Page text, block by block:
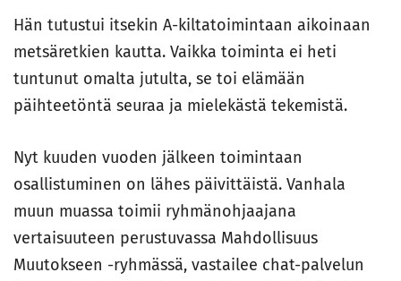
Hän tutustui itsekin A-kiltatoimintaan aikoinaan
metsäretkien kautta. Vaikka toiminta ei heti
tuntunut omalta jutulta, se toi elämään
päihteetöntä seuraa ja mielekästä tekemistä.
Nyt kuuden vuoden jälkeen toimintaan
osallistuminen on lähes päivittäistä. Vanhala
muun muassa toimii ryhmänohjaajana
vertaisuuteen perustuvassa Mahdollisuus
Muutokseen -ryhmässä, vastailee chat-palvelun